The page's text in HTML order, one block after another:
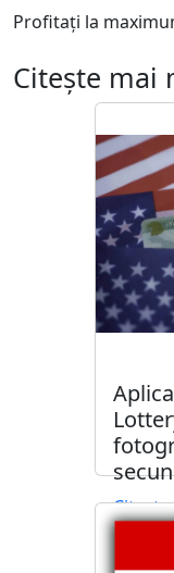
Profitați la
Citeşte mai